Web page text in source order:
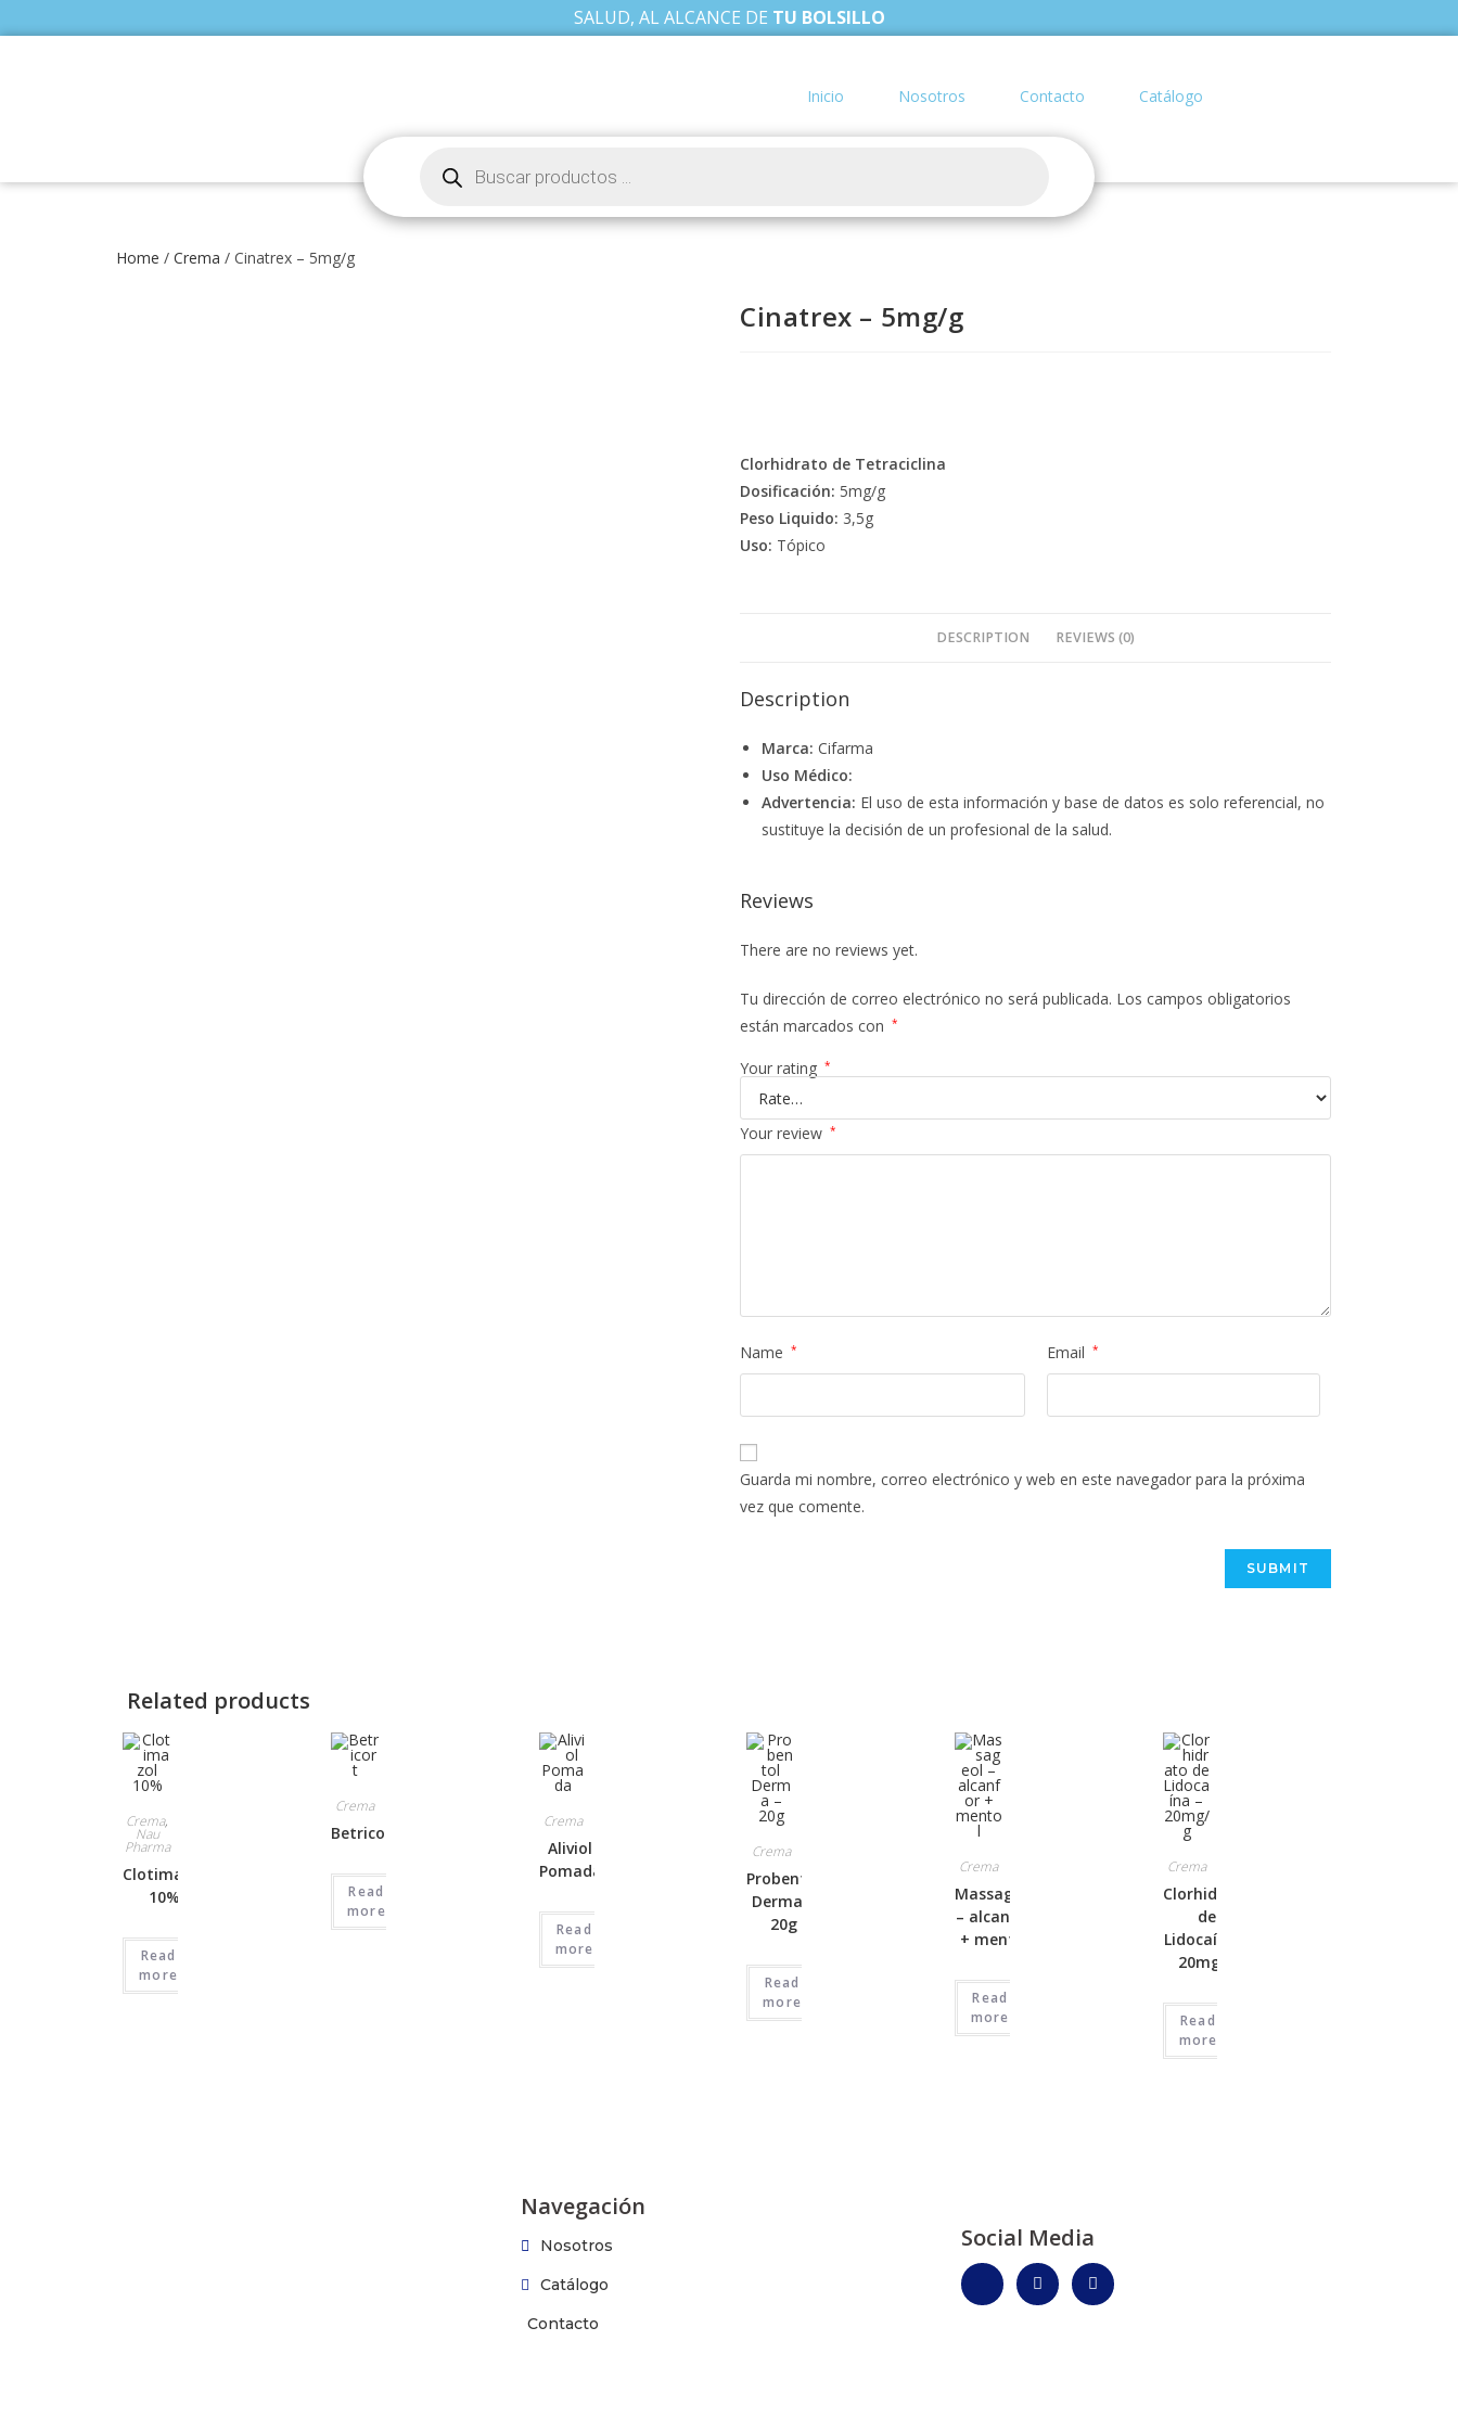
SALUD, AL ALCANCE DE TU BOLSILLO
Inicio Nosotros Contacto Catálogo
Home / Crema / Cinatrex – 5mg/g
Cinatrex – 5mg/g
Clorhidrato de Tetraciclina
Dosificación: 5mg/g
Peso Liquido: 3,5g
Uso: Tópico
DESCRIPTION REVIEWS (0)
Description
Marca: Cifarma
Uso Médico:
Advertencia: El uso de esta información y base de datos es solo referencial, no
sustituye la decisión de un profesional de la salud.
Reviews
There are no reviews yet.
Tu dirección de correo electrónico no será publicada. Los campos obligatorios
están marcados con *
Your rating *
Your review *
Name * Email *
Guarda mi nombre, correo electrónico y web en este navegador para la próxima
vez que comente.
Related products
Crema,
Nau
Pharma
Clotimazol
10%
Read
more
Crema
Betricort
Read
more
Crema
Aliviol
Pomada
Read
more
Crema
Probentol
Derma –
20g
Read
more
Crema
Massageol
– alcanfor
+ mentol
Read
more
Crema
Clorhidrato
de
Lidocaína –
20mg/g
Read
more
Navegación
Nosotros
Catálogo
Contacto
Social Media